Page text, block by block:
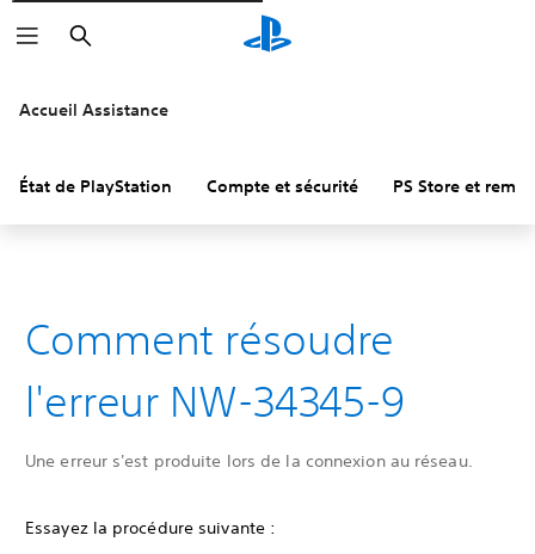
Rechercher
Accueil Assistance
État de PlayStation Compte et sécurité PS Store et
Comment résoudre
l'erreur NW-34345-9
Une erreur s'est produite lors de la connexion au réseau.
Essayez la procédure suivante :